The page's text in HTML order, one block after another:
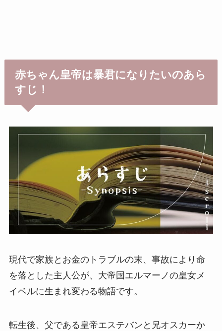
赤ちゃん皇帝は暴君になりたいのあら
すじ！
現代で家族とお金のトラブルの末、事故により命
を落とした主人公が、大帝国エルマーノの皇女メ
イベルに生まれ変わる物語です。
転生後、父である皇帝エステバンと兄オスカーか